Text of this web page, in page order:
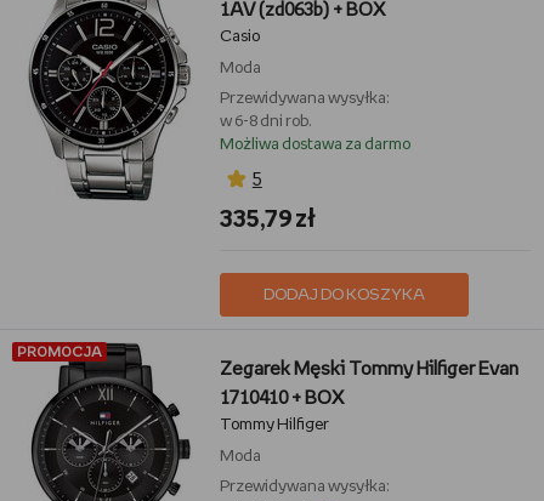
1AV (zd063b) + BOX
Casio
Moda
Przewidywana wysyłka:
w 6-8 dni rob.
Możliwa dostawa za darmo
5
335,79 zł
DODAJ DO KOSZYKA
PROMOCJA
Zegarek Męski Tommy Hilfiger Evan
1710410 + BOX
Tommy Hilfiger
Moda
Przewidywana wysyłka: